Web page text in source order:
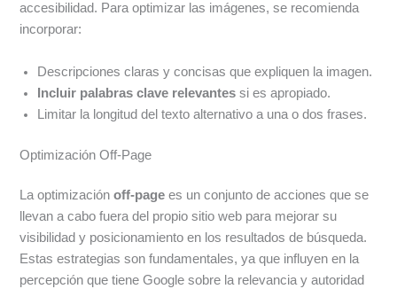
accesibilidad. Para optimizar las imágenes, se recomienda
incorporar:
Descripciones claras y concisas que expliquen la imagen.
Incluir palabras clave relevantes si es apropiado.
Limitar la longitud del texto alternativo a una o dos frases.
Optimización Off-Page
La optimizaciónoff-page es un conjunto de acciones que se
llevan a cabo fuera del propio sitio web para mejorar su
visibilidad y posicionamiento en los resultados de búsqueda.
Estas estrategias son fundamentales, ya que influyen en la
percepción que tiene Google sobre la relevancia y autoridad